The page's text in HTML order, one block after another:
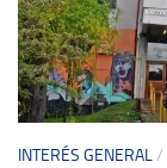
INTERÉS GENERAL/